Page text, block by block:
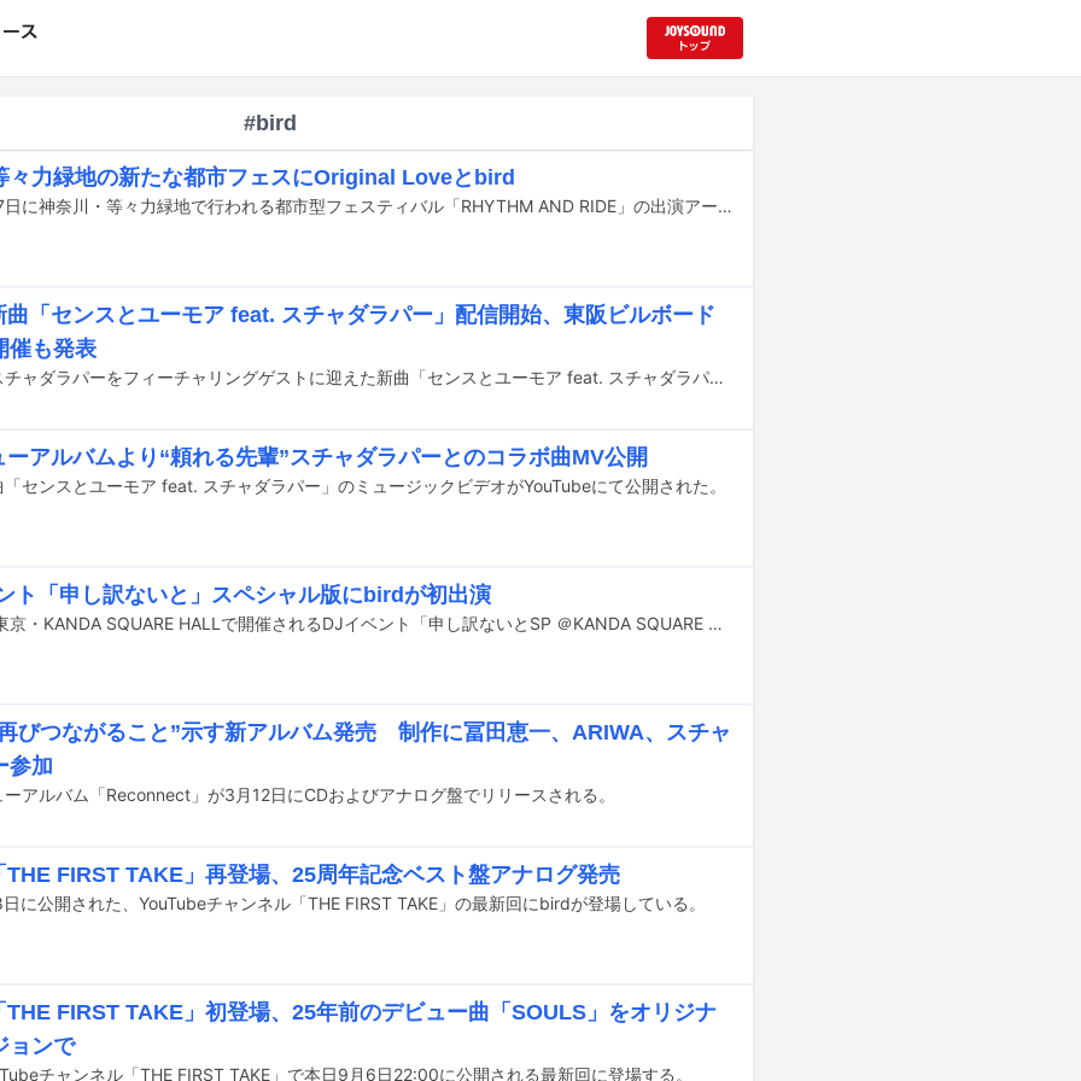
#bird
々力緑地の新たな都市フェスにOriginal Loveとbird
9月6日と7日に神奈川・等々力緑地で行われる都市型フェスティバル「RHYTHM AND RIDE」の出演アーティスト第1弾が発表された。
「センスとユーモア feat. スチャダラパー」配信開始、東阪ビルボード
催も発表
birdが、スチャダラパーをフィーチャリングゲストに迎えた新曲「センスとユーモア feat. スチャダラパー」を本日2月26日に配信リリースした。
アルバムより“頼れる先輩”スチャダラパーとのコラボ曲MV公開
センスとユーモア feat. スチャダラパー」のミュージックビデオがYouTubeにて公開された。
ト「申し訳ないと」スペシャル版にbirdが初出演
2月2日に東京・KANDA SQUARE HALLで開催されるDJイベント「申し訳ないとSP ＠KANDA SQUARE HALL -BACK TO 2001～2010-」にbirdがライブアクトとして出演することが決まった。
びつながること”示す新アルバム発売 制作に冨田恵一、ARIWA、スチャ
参加
アルバム「Reconnect」が3月12日にCDおよびアナログ盤でリリースされる。
FIRST TAKE」再登場、25周年記念ベスト盤アナログ発売
に公開された、YouTubeチャンネル「THE FIRST TAKE」の最新回にbirdが登場している。
FIRST TAKE」初登場、25年前のデビュー曲「SOULS」をオリジナ
ョンで
チャンネル「THE FIRST TAKE」で本日9月6日22:00に公開される最新回に登場する。